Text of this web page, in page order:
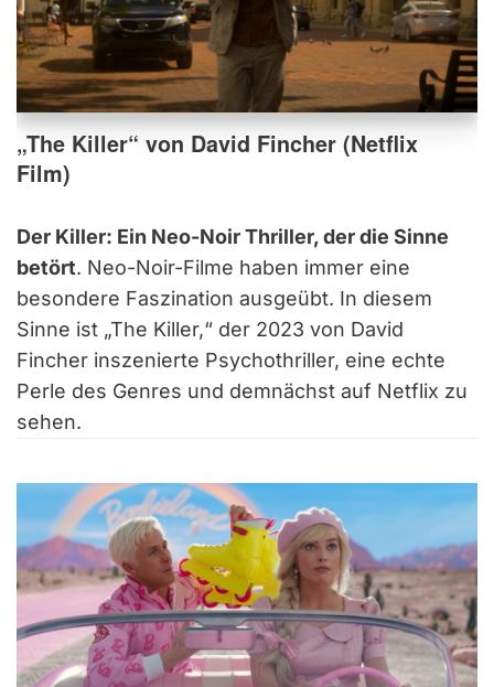
„The Killer“ von David Fincher (Netflix
Film)
Der Killer: Ein Neo-Noir Thriller, der die Sinne
betört. Neo-Noir-Filme haben immer eine
besondere Faszination ausgeübt. In diesem
Sinne ist „The Killer,“ der 2023 von David
Fincher inszenierte Psychothriller, eine echte
Perle des Genres und demnächst auf Netflix zu
sehen.